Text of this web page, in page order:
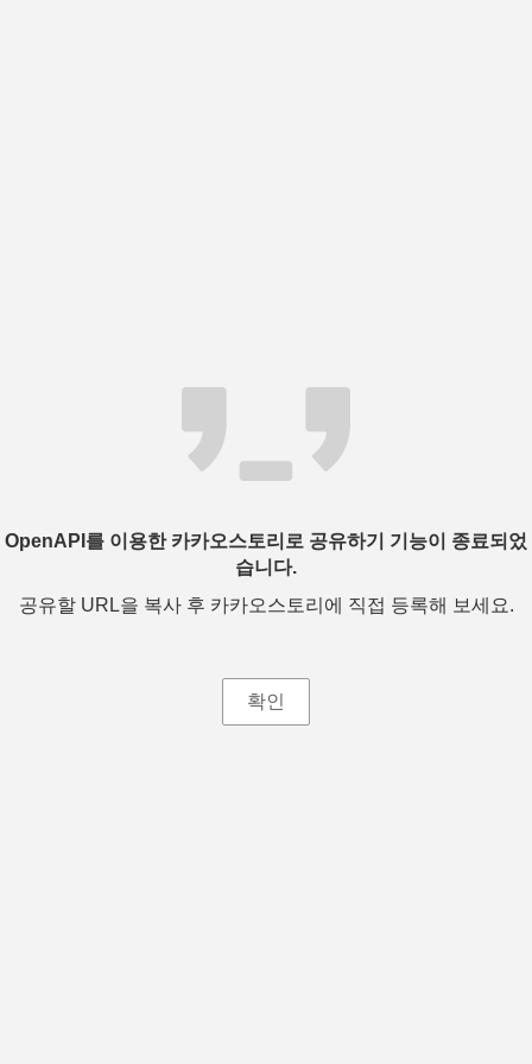
OpenAPI를 이용한 카카오스토리로 공유하기 기능이 종료되었
습니다.
공유할 URL을 복사 후 카카오스토리에 직접 등록해 보세요.
확인